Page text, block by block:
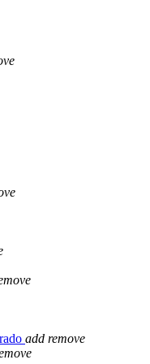
add remove